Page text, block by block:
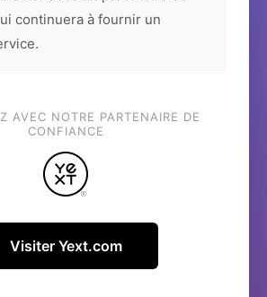
continuera à fournir un
AVEC NOTRE PARTENAIRE DE
CONFIANCE
Visiter Yext.com